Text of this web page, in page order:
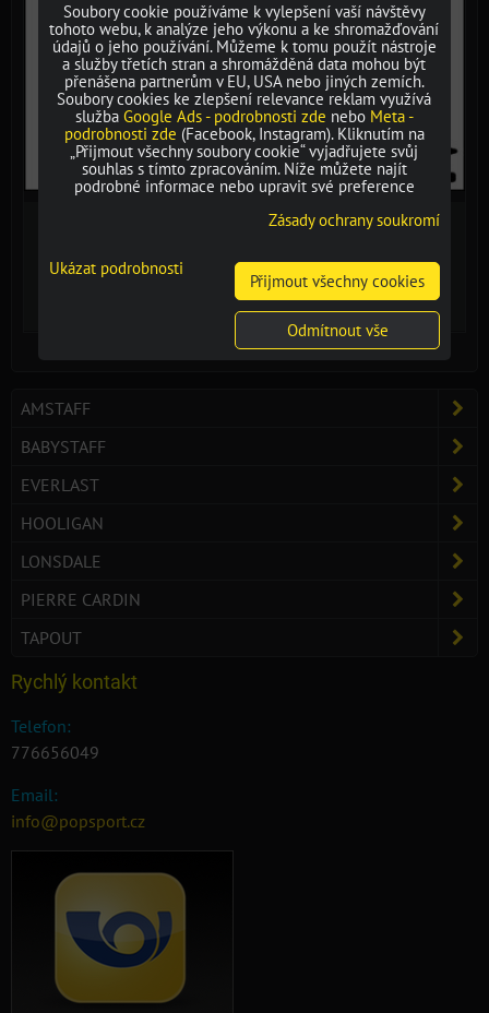
AMSTAFF
BABYSTAFF
EVERLAST
HOOLIGAN
LONSDALE
PIERRE CARDIN
TAPOUT
Rychlý kontakt
Telefon:
776656049
Email:
info@popsport.cz
Soubory cookie používáme k vylepšení vaší návštěvy
tohoto webu, k analýze jeho výkonu a ke shromažďování
údajů o jeho používání. Můžeme k tomu použít nástroje
a služby třetích stran a shromážděná data mohou být
přenášena partnerům v EU, USA nebo jiných zemích.
Soubory cookies ke zlepšení relevance reklam využívá
služba Google Ads - podrobnosti zde nebo Meta -
podrobnosti zde (Facebook, Instagram). Kliknutím na
„Přijmout všechny soubory cookie“ vyjadřujete svůj
souhlas s tímto zpracováním. Níže můžete najít
podrobné informace nebo upravit své preference
Zásady ochrany soukromí
Ukázat podrobnosti
Přijmout všechny cookies
Odmítnout vše